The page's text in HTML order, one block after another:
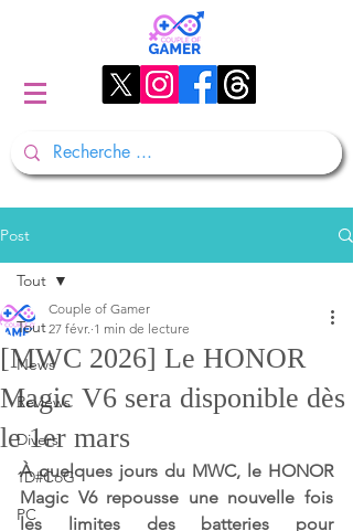
Post
Tout
News
Reviews
Divers
1D#CoG
PC
Tout
[MWC 2026] Le HONOR
Magic V6 sera disponible dès
le 1er mars
Couple of Gamer
27 févr. 1 min de lecture
À quelques jours du MWC, le HONOR
Magic V6 repousse une nouvelle fois
les limites des batteries pour